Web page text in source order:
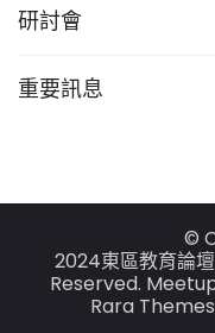
研討會
重要訊息
©
2024東區教育論
Reserved.
Rara Themes